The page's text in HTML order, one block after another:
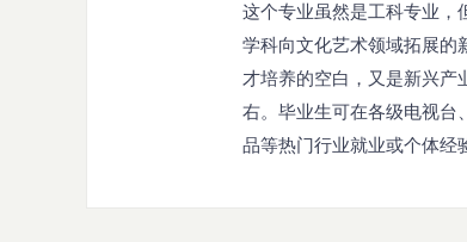
这个专业虽然是工科专业，
学科向文化艺术领域拓展的
才培养的空白，又是新兴产
右。毕业生可在各级电视台
品等热门行业就业或个体经